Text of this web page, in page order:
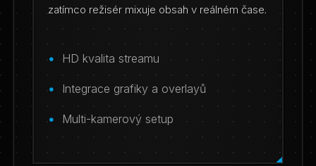
zatímco režisér mixuje obsah v reálném čase.
HD kvalita streamu
Integrace grafiky a overlayů
Multi-kamerový setup